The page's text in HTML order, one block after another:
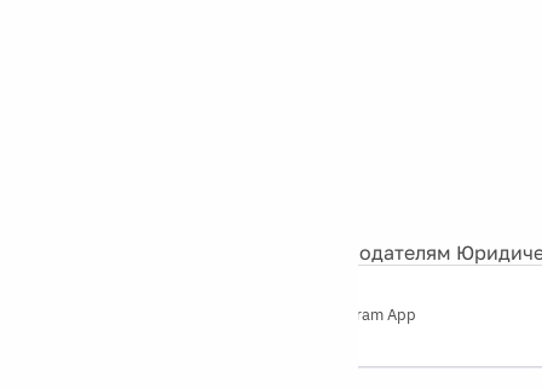
Рекламодателям
Telegram App